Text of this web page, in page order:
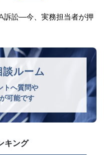
ルの開発・導入に関する
ルーム
トへ質問や
可能です
キング